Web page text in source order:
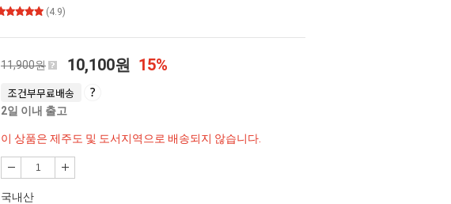
(4.9)
11,900원 10,100원 15%
조건부무료배송
2일 이내 출고
이 상품은 제주도 및 도서지역으로 배송되지 않습니다.
국내산